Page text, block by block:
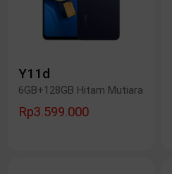
Y11d
6GB+128GB Hitam Mutiara
Rp3.599.000